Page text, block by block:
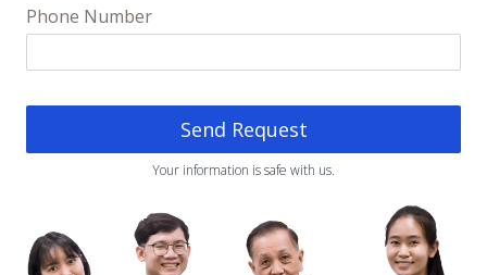
Phone Number
Send Request
Your information is safe with us.